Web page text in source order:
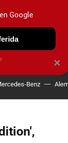
Benz
×
Google